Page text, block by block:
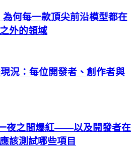
何每一款頂尖前沿模型都在
外的領域
況：每位開發者、創作者與
夜之間爆紅——以及開發者在
該測試哪些項目